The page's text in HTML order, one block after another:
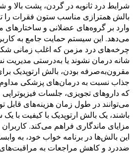
شرایط درد ثانویه در گردن، پشت بالا و
بالش همترازی مناسب ستون فقرات را
وارد بر گروه‌های عضلانی و
می‌دهد. این سیستم حمایت جامع به
چرخه‌های درد مزمن که اغلب زمانی
شانه درمان نشوند یا به‌درستی مدیریت
مقرون‌به‌صرفه بودن، بالش ارتوپدیک
جذاب نسبت به درمان‌های پزشکی مداوم
که داروهای تجویزی، جلسات
می‌توانند در طول زمان هزینه‌های قابل
باشند، یک بالش ارتوپدیک با کیفیت با
مزایای ماندگاری فراهم می‌کند.
این بالش‌ها در برنامه خواب خود، به
ضددرد و کاهش مراجعات به